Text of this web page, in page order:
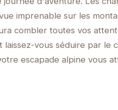
imprenable sur les
combler toutes vos
vous séduire par le
escapade alpine vous